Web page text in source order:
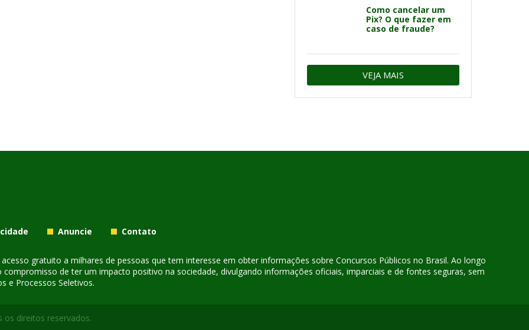
Como cancelar um
Pix? O que fazer em
caso de fraude?
VEJA MAIS
Anuncie Contato
gratuito a milhares de pessoas que tem interesse em obter informações sobre Concursos Públicos no Brasil. Ao longo
de ter um impacto positivo na sociedade, divulgando informações oficiais, imparciais e de fontes seguras, sem
e Processos Seletivos.
os direitos reservados.